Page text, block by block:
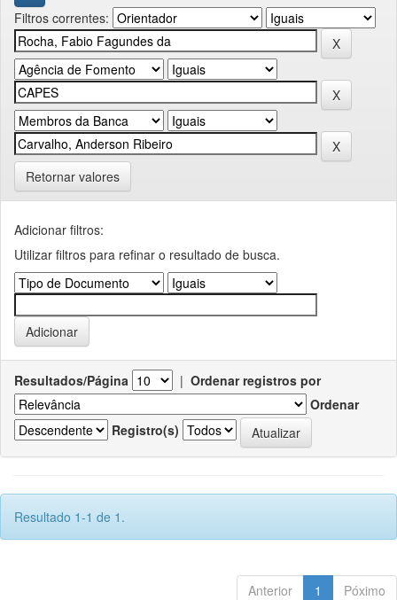
Filtros correntes:
Retornar valores
Adicionar filtros:
Utilizar filtros para refinar o resultado de busca.
Resultados/Página | Ordenar registros por
Ordenar
Registro(s)
Resultado 1-1 de 1.
Anterior 1 Póximo